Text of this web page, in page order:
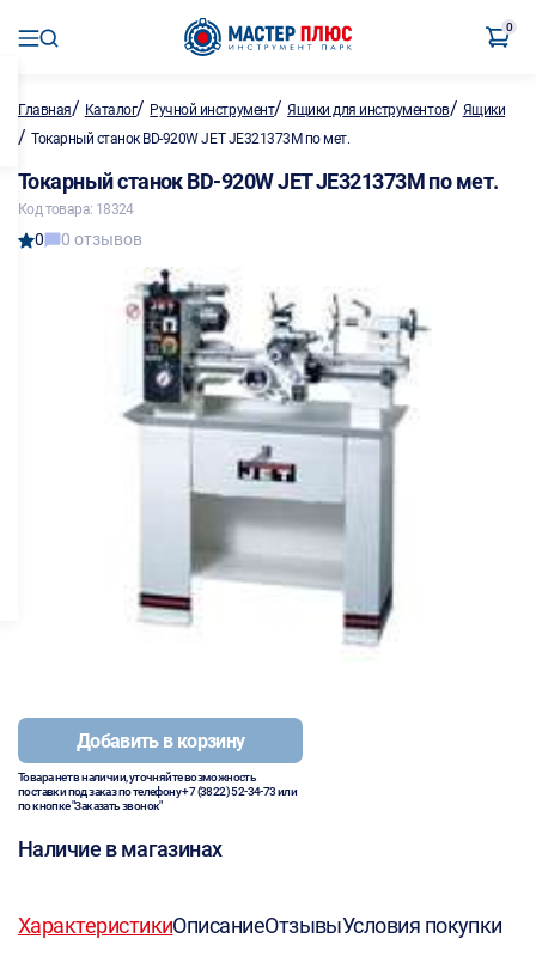
0
Главная/ Каталог/ Ручной инструмент/Ящики для инструментов/ Ящики
/ Токарный станок BD-920W JET JE321373M по мет.
Токарный станок BD-920W JET JE321373M по мет.
Код товара: 18324
0 0 отзывов
Добавить в корзину
Товара нет в наличии, уточняйте возможность
поставки под заказ по телефону+7 (3822) 52-34-73или
по кнопке "Заказать звонок"
Наличие в магазинах
ХарактеристикиОписаниеОтзывыУсловия покупки